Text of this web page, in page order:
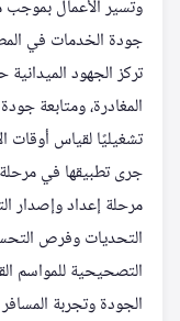
وتسير الأعمال بموجب
جودة الخدمات في
تركز الجهود
مرحلة إعداد وإصدار
التحديات وفرص
التصحيحية للمواسم
الجودة وتجربة